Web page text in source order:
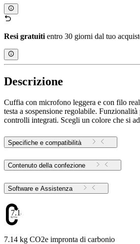
Resi gratuitientro 30 giorni dal tuo
Descrizione
Cuffia con microfono leggera e con filo
testa a sospensione regolabile.
controlli integrati. Scegli un colore che si
Specifiche e compatibilità
Contenuto della confezione
Software e Assistenza
7.14
7.14 kg CO2e impronta di carbonio